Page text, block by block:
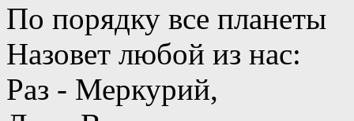
По порядку все планеты
Назовет любой из нас:
Раз - Меркурий,